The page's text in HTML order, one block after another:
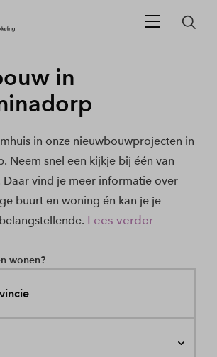
in
in onze nieuwbouwprojecten in
Neem snel een kijkje bij één van
Daar vind je meer informatie over
buurt en woning én kan je je
Lees verder
wonen?